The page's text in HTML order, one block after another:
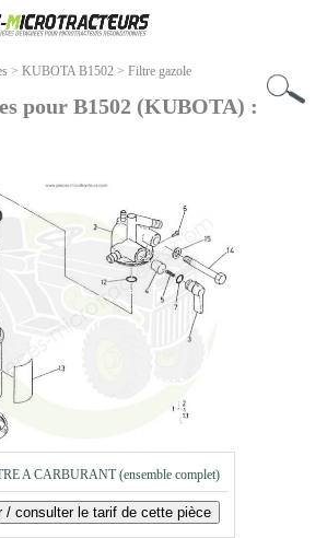
>KUBOTA B1502 >Filtre gazole
pour B1502 (KUBOTA) :
A CARBURANT (ensemble complet)